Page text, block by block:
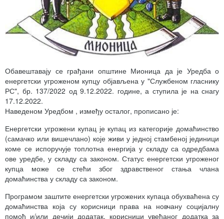
Обавештавају се грађани општине Мионица да је Уредба о
енергетски угроженом купцу објављена у "Службеном гласнику
РС", бр. 137/2022 од 9.12.2022. године, а ступила је на снагу
17.12.2022.
Наведеном Уредбом , између осталог, прописано је:
Енергетски угрожени купац је купац из категорије домаћинство
(самачко или вишечлано) које живи у једној стамбеној јединици
коме се испоручује топлотна енергија у складу са одредбама
ове уредбе, у складу са законом. Статус енергетски угроженог
купца може се стећи због здравственог стања члана
домаћинства у складу са законом.
Програмом заштите енергетски угрожених купаца обухваћена су
домаћинства која су корисници права на новчану социјалну
помоћ и/или дечији додатак, корисници увећаног додатка за